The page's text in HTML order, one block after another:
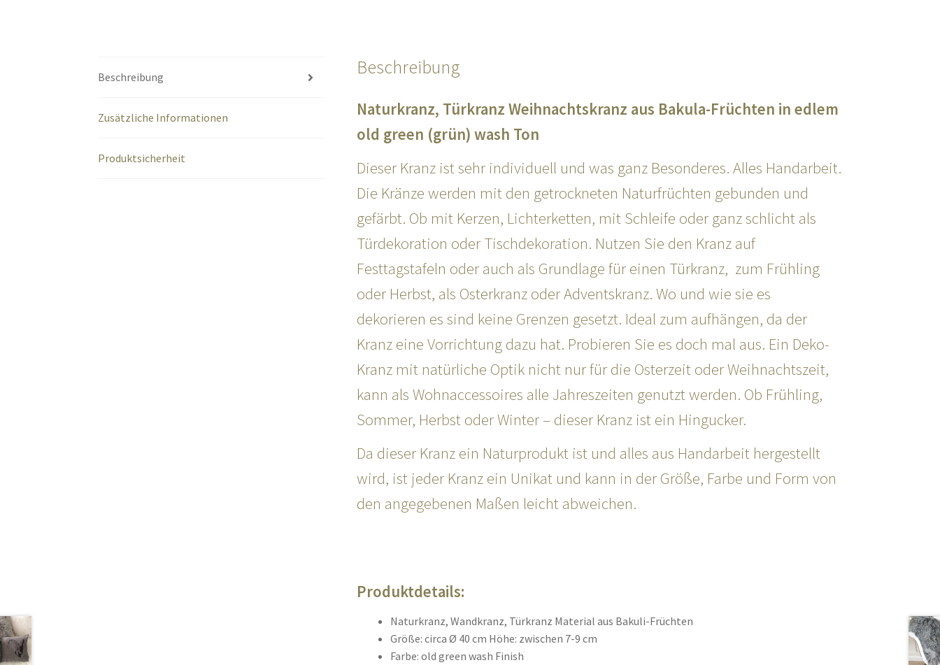
Beschreibung
Zusätzliche Informationen
Produktsicherheit
Beschreibung
Naturkranz, Türkranz Weihnachtskranz aus Bakula-Früchten in edlem
old green (grün) wash Ton
Dieser Kranz ist sehr individuell und was ganz Besonderes. Alles Handarbeit.
Die Kränze werden mit den getrockneten Naturfrüchten gebunden und
gefärbt. Ob mit Kerzen, Lichterketten, mit Schleife oder ganz schlicht als
Türdekoration oder Tischdekoration. Nutzen Sie den Kranz auf
Festtagstafeln oder auch als Grundlage für einen Türkranz, zum Frühling
oder Herbst, als Osterkranz oder Adventskranz. Wo und wie sie es
dekorieren es sind keine Grenzen gesetzt. Ideal zum aufhängen, da der
Kranz eine Vorrichtung dazu hat. Probieren Sie es doch mal aus. Ein Deko-
Kranz mit natürliche Optik nicht nur für die Osterzeit oder Weihnachtszeit,
kann als Wohnaccessoires alle Jahreszeiten genutzt werden. Ob Frühling,
Sommer, Herbst oder Winter – dieser Kranz ist ein Hingucker.
Da dieser Kranz ein Naturprodukt ist und alles aus Handarbeit hergestellt
wird, ist jeder Kranz ein Unikat und kann in der Größe, Farbe und Form von
den angegebenen Maßen leicht abweichen.
Produktdetails:
Naturkranz, Wandkranz, Türkranz Material aus Bakuli-Früchten
Größe: circa Ø 40 cm Höhe: zwischen 7-9 cm
Farbe: old green wash Finish